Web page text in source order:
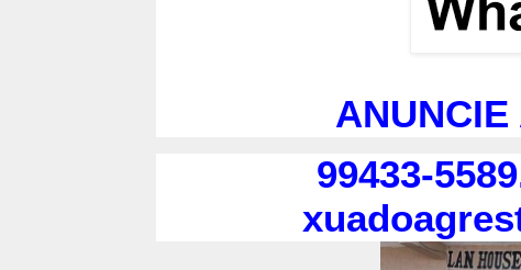
99433-